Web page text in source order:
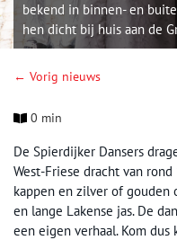
bekend in binnen- en
hen dicht bij huis aan de
← Vorig nieuws
0 min
De Spierdijker Dansers
West-Friese dracht van
kappen en zilver of gouden
en lange Lakense jas. De
een eigen verhaal. Kom